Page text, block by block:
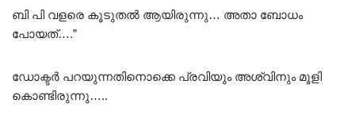
ബി പി വളരെ കൂടുതൽ ആയിരുന്നു… അതാ ബോധം
പോയത്….”
ഡോക്ടർ പറയുന്നതിനൊക്കെ പ്രവിയും അശ്വിനും മൂളി
കൊണ്ടിരുന്നു…..